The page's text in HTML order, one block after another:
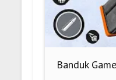
Banduk